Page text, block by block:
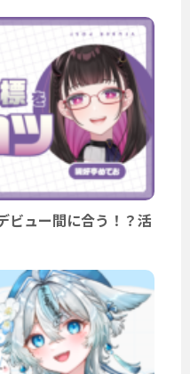
ビュー間に合う！？活